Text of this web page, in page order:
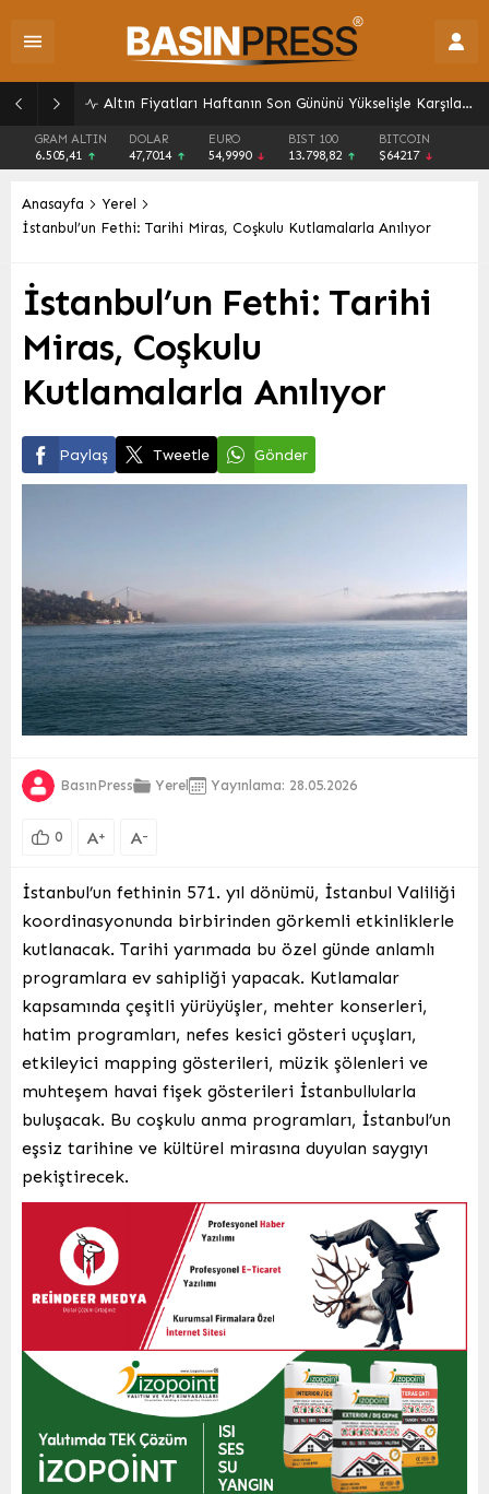
Altın Fiyatları Haftanın Son Gününü Yükselişle Karşıladı: Gram ve Ons Altında Son Durum
GRAM ALTIN
6.505,41
DOLAR
47,7014
EURO
54,9990
BIST 100
13.798,82
BITCOIN
$64217
Anasayfa
Yerel
İstanbul’un Fethi: Tarihi Miras, Coşkulu Kutlamalarla Anılıyor
İstanbul’un Fethi: Tarihi
Miras, Coşkulu
Kutlamalarla Anılıyor
Paylaş Tweetle Gönder
BasınPress Yerel Yayınlama: 28.05.2026
0 A+ A-
İstanbul’un fethinin 571. yıl dönümü, İstanbul Valiliği
koordinasyonunda birbirinden görkemli etkinliklerle
kutlanacak. Tarihi yarımada bu özel günde anlamlı
programlara ev sahipliği yapacak. Kutlamalar
kapsamında çeşitli yürüyüşler, mehter konserleri,
hatim programları, nefes kesici gösteri uçuşları,
etkileyici mapping gösterileri, müzik şölenleri ve
muhteşem havai fişek gösterileri İstanbullularla
buluşacak. Bu coşkulu anma programları, İstanbul’un
eşsiz tarihine ve kültürel mirasına duyulan saygıyı
pekiştirecek.